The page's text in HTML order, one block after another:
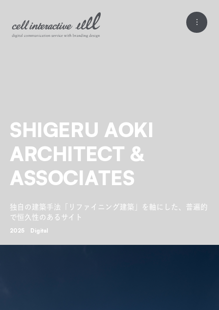
SHIGERU AOKI
ARCHITECT &
ASSOCIATES
独自の建築手法「リファイニング建築」を軸にした、普遍的
で恒久性のあるサイト
2025 Digital